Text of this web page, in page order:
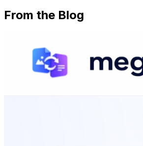
From the Blog